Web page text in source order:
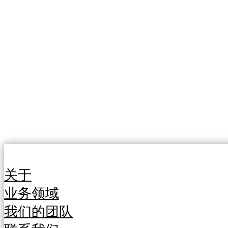
关于
业务领域
我们的团队